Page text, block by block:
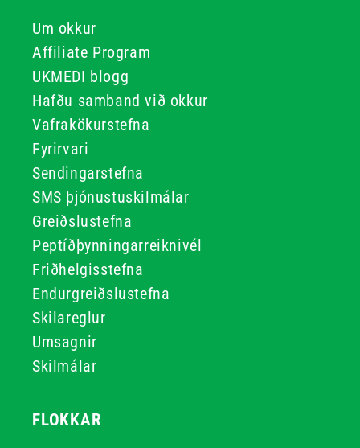
Um okkur
Affiliate Program
UKMEDI blogg
Hafðu samband við okkur
Vafrakökurstefna
Fyrirvari
Sendingarstefna
SMS þjónustuskilmálar
Greiðslustefna
Peptíðþynningarreiknivél
Friðhelgisstefna
Endurgreiðslustefna
Skilareglur
Umsagnir
Skilmálar
FLOKKAR